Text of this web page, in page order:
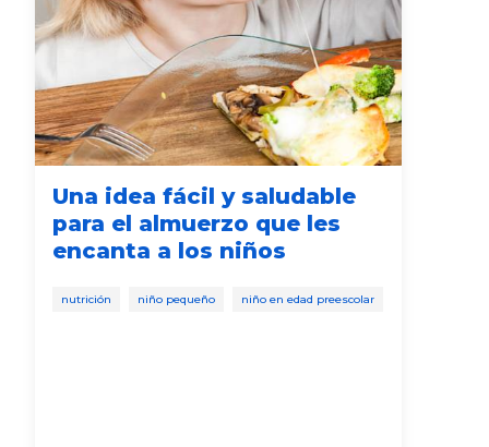
Una idea fácil y saludable
para el almuerzo que les
encanta a los niños
nutrición niño pequeño niño en edad preescolar